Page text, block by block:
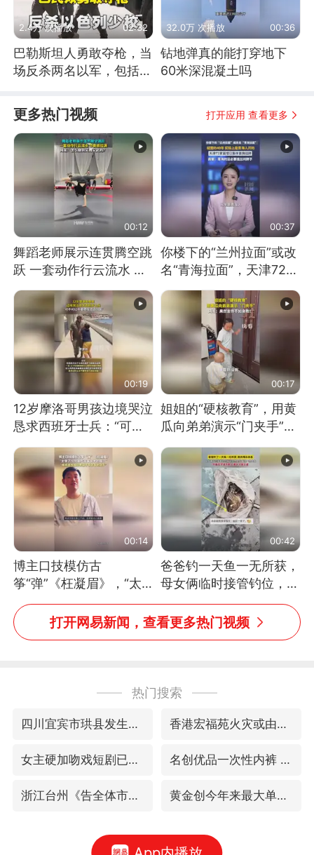
2.4万 次播放 02:32
巴勒斯坦人勇敢夺枪，当
场反杀两名以军，包括一
32.0万 次播放 00:36
钻地弹真的能打穿地下
60米深混凝土吗
更多热门视频 打开应用 查看更多
00:12
舞蹈老师展示连贯腾空跳
跃 一套动作行云流水 节
奏感拉满 网友：怎么做
到又舞又武的？
00:37
你楼下的“兰州拉面”或改
名“青海拉面”，天津72家
面馆已集体更换招牌
00:19
12岁摩洛哥男孩边境哭泣
恳求西班牙士兵：“可不
可以不要把我遣返回国”
00:17
姐姐的“硬核教育”，用黄
瓜向弟弟演示“门夹手”，
网友：果然言传不如身
教！
00:14
博主口技模仿古
筝“弹”《枉凝眉》，“太
像了～你是吃古筝长大的
吗？”“或将成为首位考级
不带古筝的选手。”（来
00:42
爸爸钓一天鱼一无所获，
母女俩临时接管钓位，用
玩具鱼竿钓上大鱼
打开网易新闻，查看更多热门视频
热门搜索
四川宜宾市珙县发生3.4级地震 香港宏福苑火灾或由烟头引起
女主硬加吻戏短剧已下架 名创优品一次性内裤 颜面尽失
浙江台州《告全体市民书》 黄金创今年来最大单周涨幅